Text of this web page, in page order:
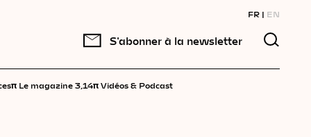
FR EN
S'abonner à la newsletter
π Le magazine 3,14π Vidéos & Podcast